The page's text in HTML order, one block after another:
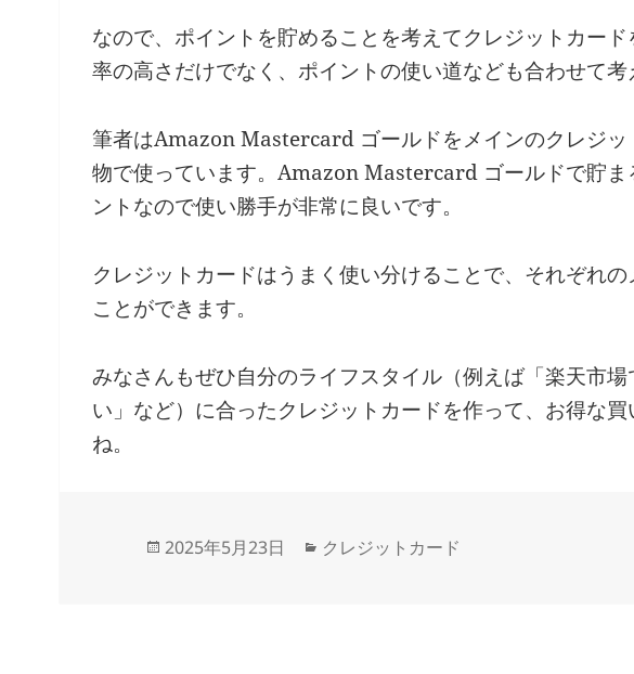
なので、ポイントを貯めることを考えてクレジットカー
率の高さだけでなく、ポイントの使い道なども合わせて考
筆者はAmazon Mastercard ゴールドをメインのクレジッ
物で使っています。Amazon Mastercard ゴールドで貯
ントなので使い勝手が非常に良いです。
クレジットカードはうまく使い分けることで、それぞれ
ことができます。
みなさんもぜひ自分のライフスタイル（例えば「楽天市
い」など）に合ったクレジットカードを作って、お得な
ね。
Updated
2025年5月23日 Categories
クレジットカード